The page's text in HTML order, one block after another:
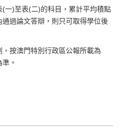
(一)至表(二)的科目，累計平均積點
通過論文答辯，則只可取得學位後
按澳門特別行政區公報所載為
。